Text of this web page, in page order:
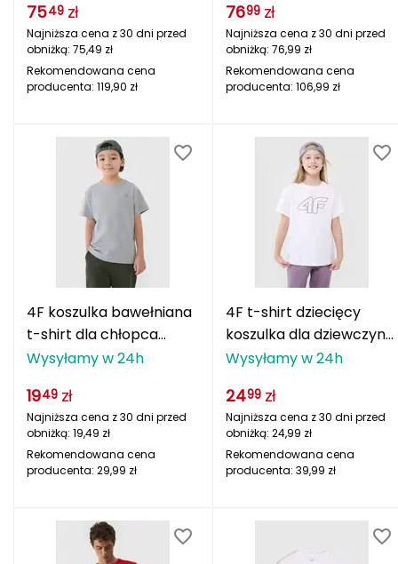
Haago
Hanwag
Icebreaker
Icestorm
JOMA
7549 zł
Najniższa cena z 30 dni przed
obniżką: 75,49 zł
Rekomendowana cena
producenta: 119,90 zł
7699 zł
Najniższa cena z 30 dni przed
obniżką: 76,99 zł
Rekomendowana cena
producenta: 106,99 zł
4F koszulka bawełniana
t-shirt dla chłopca
4FJWMM00TTSHM2330
Wysyłamy w 24h
1949 zł
Najniższa cena z 30 dni przed
obniżką: 19,49 zł
Rekomendowana cena
producenta: 29,99 zł
4F t-shirt dziecięcy
koszulka dla dziewczynki
oversize
biały
Wysyłamy w 24h
2499 zł
Najniższa cena z 30 dni przed
obniżką: 24,99 zł
Rekomendowana cena
producenta: 39,99 zł